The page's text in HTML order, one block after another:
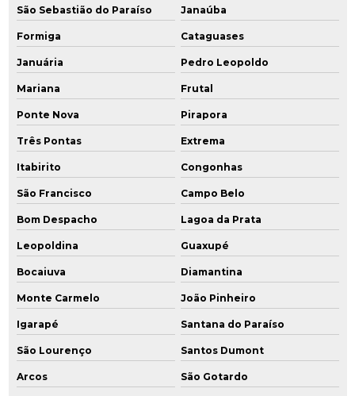
Projeto de remediação de áreas contaminadas
Reabilitação de áreas contaminadas
Recuperação de áreas degradadas por lixões
Recuperação de áreas degradadas e passivos ambientais
Relatório de avaliação preliminar
Relatório de investigação confirmatória
Remediação ambiental
Remediação ambiental rj
Remediação ambiental sp
Remediação de áreas contaminadas
Remediação de áreas contaminadas por hidrocarbonetos
Remediação engenharia ambiental
São Sebastião do Paraíso Janaúba
Formiga Cataguases
Januária Pedro Leopoldo
Mariana Frutal
Ponte Nova Pirapora
Três Pontas Extrema
Itabirito Congonhas
São Francisco Campo Belo
Bom Despacho Lagoa da Prata
Leopoldina Guaxupé
Bocaiuva Diamantina
Monte Carmelo João Pinheiro
Igarapé Santana do Paraíso
São Lourenço Santos Dumont
Arcos São Gotardo